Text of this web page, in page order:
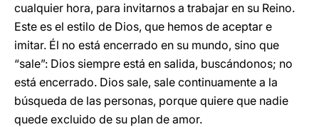
cualquier hora, para invitarnos a trabajar en su Reino.
Este es el estilo de Dios, que hemos de aceptar e
imitar. Él no está encerrado en su mundo, sino que
“sale”: Dios siempre está en salida, buscándonos; no
está encerrado. Dios sale, sale continuamente a la
búsqueda de las personas, porque quiere que nadie
quede excluido de su plan de amor.